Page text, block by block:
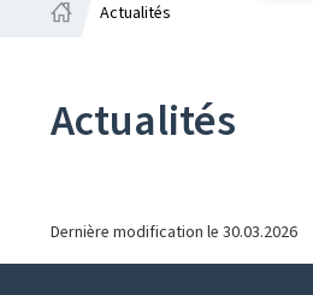
Actualités
Actualités
Dernière modification le 30.03.2026